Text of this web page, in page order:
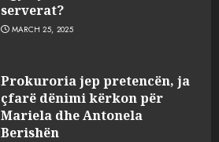
serverat?
MARCH 25, 2025
Prokuroria jep pretencën, ja
çfarë dënimi kërkon për
Mariela dhe Antonela
Berishën